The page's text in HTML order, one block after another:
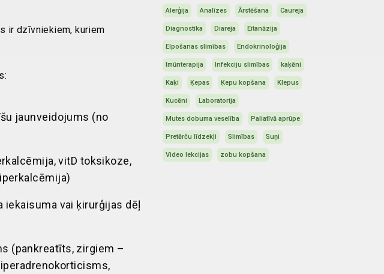
ir dzīvniekiem, kuriem
jaunveidojums (no
vitD toksikoze,
vai ķirurģijas dēļ
(pankreatīts, zirgiem –
Alerģija Analīzes Ārstēšana Caureja
Diagnostika Diareja Eitanāzija
Elpošanas slimības Endokrinoloģija
Imūnterapija Infekciju slimības kaķēni
Kaķi Ķepas Ķepu kopšana Klepus
Kucēni Laboratorija
Mutes dobuma veselība Paliatīvā aprūpe
Pretērču līdzekļi Slimības Suņi
Video lekcijas zobu kopšana